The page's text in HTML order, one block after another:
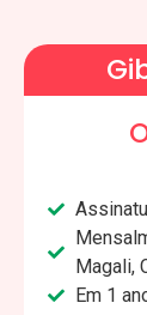
Magali,
Em 1